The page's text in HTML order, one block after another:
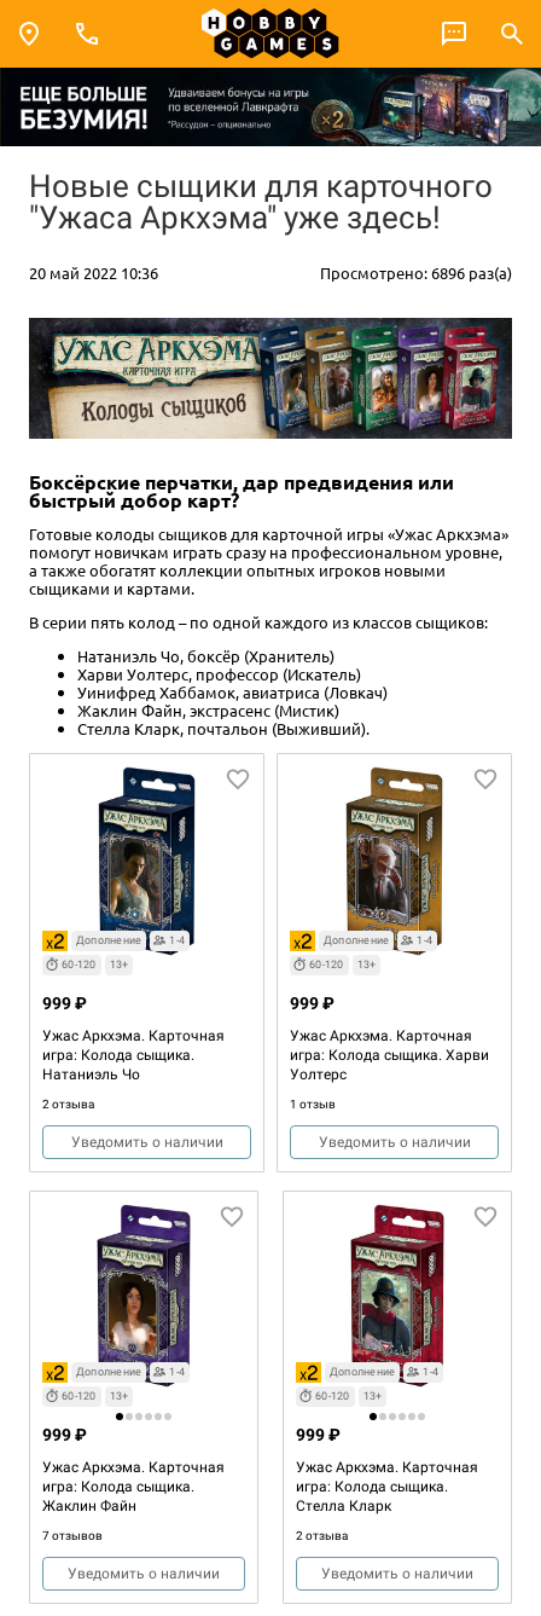
Новые сыщики для карточного
"Ужаса Аркхэма" уже здесь!
20 май 2022 10:36 Просмотрено: 6896 раз(а)
Боксёрские перчатки, дар предвидения или
быстрый добор карт?
Готовые колоды сыщиков для карточной игры «Ужас Аркхэма»
помогут новичкам играть сразу на профессиональном уровне,
а также обогатят коллекции опытных игроков новыми
сыщиками и картами.
В серии пять колод – по одной каждого из классов сыщиков:
Натаниэль Чо, боксёр (Хранитель)
Харви Уолтерс, профессор (Искатель)
Уинифред Хаббамок, авиатриса (Ловкач)
Жаклин Файн, экстрасенс (Мистик)
Стелла Кларк, почтальон (Выживший).
Дополнение
1-4
60-120
13+
Ужас Аркхэма. Карточная
игра: Колода сыщика.
Натаниэль Чо
2 отзыва
999 ₽
Уведомить о наличии
Дополнение
1-4
60-120
13+
Ужас Аркхэма. Карточная
игра: Колода сыщика. Харви
Уолтерс
1 отзыв
999 ₽
Уведомить о наличии
Дополнение
1-4
60-120
игра: Колода сыщика.
Уинифред Хаббамок
Купить
Дополнение
1-4
60-120
13+
Ужас Аркхэма. Карточная
игра: Колода сыщика.
Жаклин Файн
7 отзывов
999 ₽
Уведомить о наличии
Дополнение
1-4
60-120
13+
Ужас Аркхэма. Карточная
игра: Колода сыщика.
Стелла Кларк
2 отзыва
999 ₽
Уведомить о наличии